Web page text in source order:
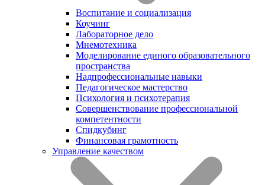
Воспитание и социализация
Коучинг
Лабораторное дело
Мнемотехника
Моделирование единого образовательного
пространства
Надпрофессиональные навыки
Педагогическое мастерство
Психология и психотерапия
Совершенствование профессиональной
компетентности
Спидкубинг
Финансовая грамотность
Управление качеством